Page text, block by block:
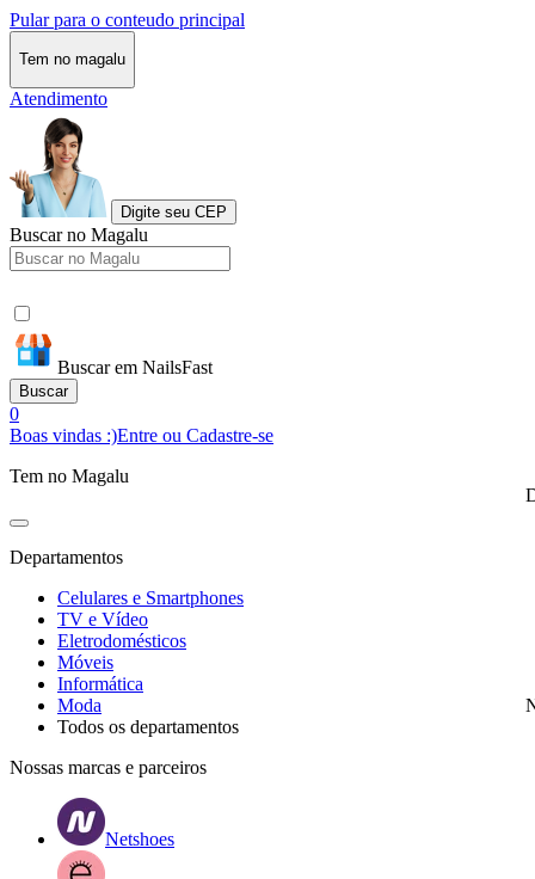
Pular para o conteudo principal
Tem no magalu
Atendimento
Digite seu CEP
Buscar no Magalu
Buscar em NailsFast
Buscar
0
Boas vindas :)Entre ou Cadastre-se
Tem no Magalu
Departamentos
Celulares e Smartphones
TV e Vídeo
Eletrodomésticos
Móveis
Informática
Moda
Todos os departamentos
Nossas marcas e parceiros
Netshoes